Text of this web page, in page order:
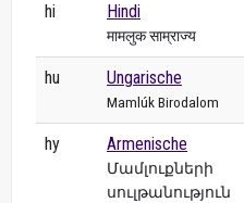
hi Hindi
मामलुक साम्राज्य
hu Ungarische
Mamlúk Birodalom
hy Armenische
Մամլուքների
սուլթանություն